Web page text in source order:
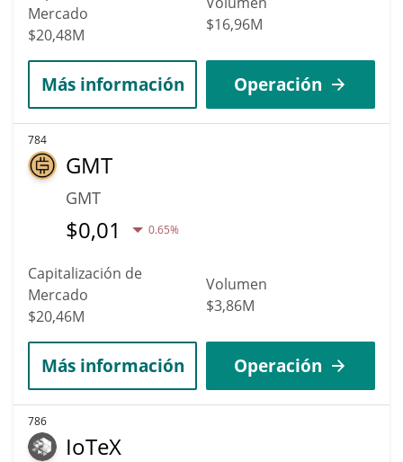
Mercado
$20,48M
$16,96M
Más información Operación
784
GMT
GMT
$0,01 0.65%
Capitalización de
Mercado
$20,46M
Volumen
$3,86M
Más información Operación
786
IoTeX